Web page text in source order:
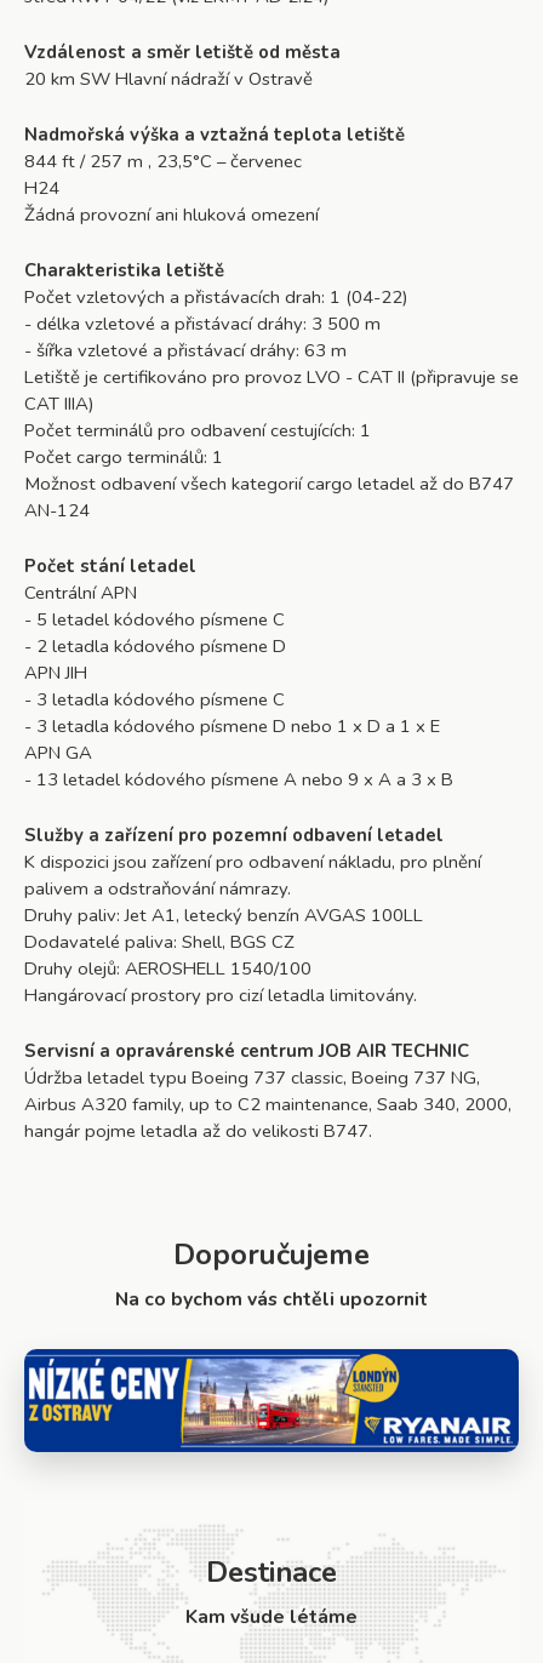
Vzdálenost a směr letiště od města
20 km SW Hlavní nádraží v Ostravě
Nadmořská výška a vztažná teplota letiště
844 ft / 257 m , 23,5°C – červenec
H24
Žádná provozní ani hluková omezení
Charakteristika letiště
Počet vzletových a přistávacích drah: 1 (04-22)
- délka vzletové a přistávací dráhy: 3 500 m
- šířka vzletové a přistávací dráhy: 63 m
Letiště je certifikováno pro provoz LVO - CAT II (připravuje se
CAT IIIA)
Počet terminálů pro odbavení cestujících: 1
Počet cargo terminálů: 1
Možnost odbavení všech kategorií cargo letadel až do B747
AN-124
Počet stání letadel
Centrální APN
- 5 letadel kódového písmene C
- 2 letadla kódového písmene D
APN JIH
- 3 letadla kódového písmene C
- 3 letadla kódového písmene D nebo 1 x D a 1 x E
APN GA
- 13 letadel kódového písmene A nebo 9 x A a 3 x B
Služby a zařízení pro pozemní odbavení letadel
K dispozici jsou zařízení pro odbavení nákladu, pro plnění
palivem a odstraňování námrazy.
Druhy paliv: Jet A1, letecký benzín AVGAS 100LL
Dodavatelé paliva: Shell, BGS CZ
Druhy olejů: AEROSHELL 1540/100
Hangárovací prostory pro cizí letadla limitovány.
Servisní a opravárenské centrum JOB AIR TECHNIC
Údržba letadel typu Boeing 737 classic, Boeing 737 NG,
Airbus A320 family, up to C2 maintenance, Saab 340, 2000,
hangár pojme letadla až do velikosti B747.
Doporučujeme
Na co bychom vás chtěli upozornit
Destinace
Kam všude létáme